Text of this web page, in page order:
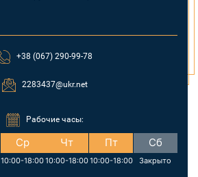
+38 (067) 290-99-78
2283437@ukr.net
Рабочие часы:
Ср
10:00-18:00
Чт
10:00-18:00
Пт
10:00-18:00
Сб
Закрыто